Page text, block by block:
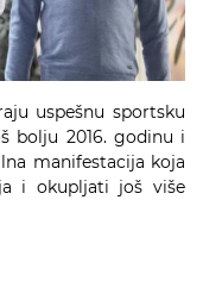
uspešnu sportsku
bolju 2016. godinu i
manifestacija koja
i okupljati još više